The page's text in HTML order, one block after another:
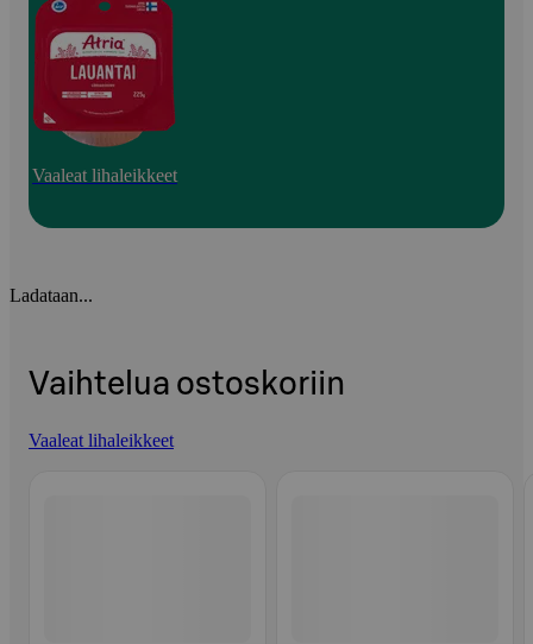
Vaaleat lihaleikkeet
Ladataan...
Vaihtelua ostoskoriin
Vaaleat lihaleikkeet